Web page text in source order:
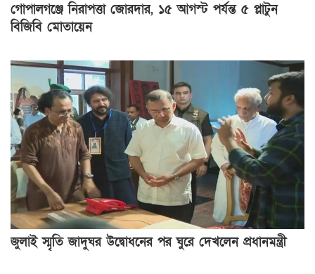
গোপালগঞ্জে নিরাপত্তা জোরদার, ১৫ আগস্ট পর্যন্ত ৫ প্লাটুন
বিজিবি মোতায়েন
জুলাই স্মৃতি জাদুঘর উদ্বোধনের পর ঘুরে দেখলেন প্রধানমন্ত্রী